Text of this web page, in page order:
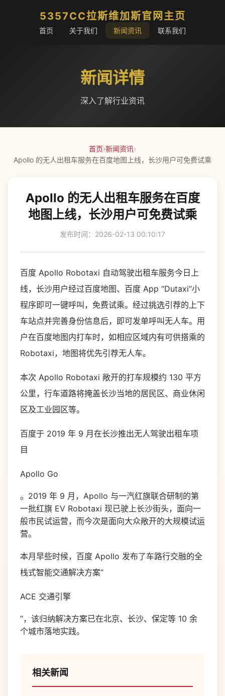
5357CC拉斯维加斯官网主页
首页 关于我们 新闻资讯 联系我们
新闻详情
深入了解行业资讯
首页›新闻资讯›
Apollo 的无人出租车服务在百度地图上线，长沙用户可免费试乘
Apollo 的无人出租车服务在百度
地图上线，长沙用户可免费试乘
发布时间：2026-02-13 00:10:17
百度 Apollo Robotaxi 自动驾驶出租车服务今日上
线，长沙用户经过百度地图、百度 App “Dutaxi”小
程序即可一键呼叫，免费试乘。经过挑选引荐的上下
车站点并完善身份信息后，即可发单呼叫无人车。用
户在百度地图内打车时，如相应区域内有可供搭乘的
Robotaxi，地图将优先引荐无人车。
本次 Apollo Robotaxi 敞开的打车规模约 130 平方
公里，行车道路将掩盖长沙当地的居民区、商业休闲
区及工业园区等。
百度于 2019 年 9 月在长沙推出无人驾驶出租车项
目
Apollo Go
。2019 年 9 月，Apollo 与一汽红旗联合研制的第
一批红旗 EV Robotaxi 现已驶上长沙街头，面向一
般市民试运营，而今次是面向大众敞开的大规模试运
营。
本月早些时候，百度 Apollo 发布了车路行交融的全
栈式智能交通解决方案“
ACE 交通引擎
”，该归纳解决方案已在北京、长沙、保定等 10 余
个城市落地实践。
相关新闻